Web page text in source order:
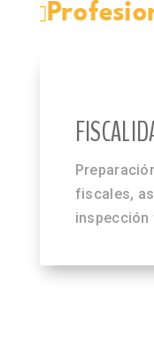
fiscales,
inspección